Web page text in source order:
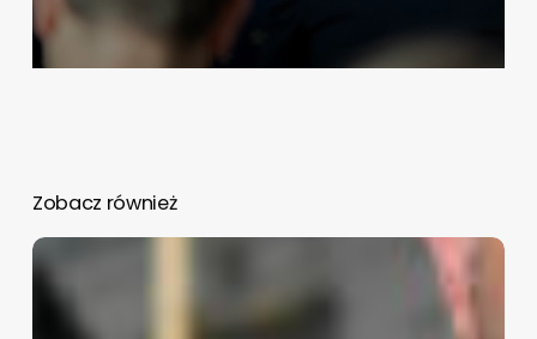
Zobacz również